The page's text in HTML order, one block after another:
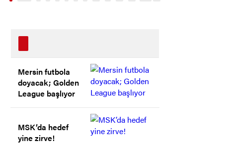
Mersin futbola
doyacak; Golden
League başlıyor
MSK’da hedef
yine zirve!